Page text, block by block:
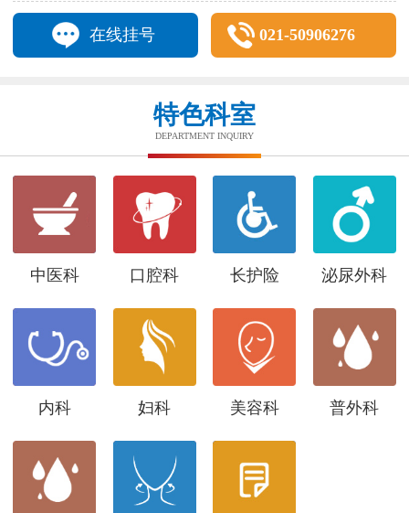
在线挂号 021-50906276
特色科室
DEPARTMENT INQUIRY
中医科 口腔科 长护险 泌尿外科
内科 妇科 美容科 普外科